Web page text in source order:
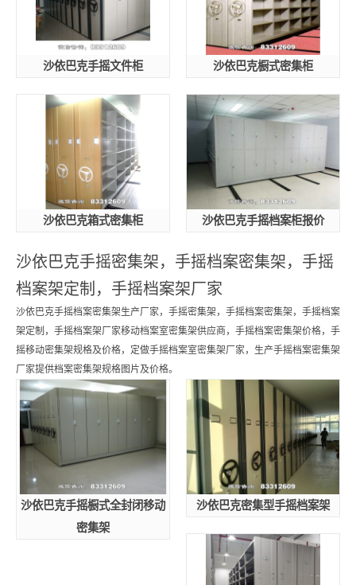
沙依巴克手摇文件柜 沙依巴克橱式密集柜
沙依巴克箱式密集柜 沙依巴克手摇档案柜报价
沙依巴克手摇密集架，手摇档案密集架，手摇
档案架定制，手摇档案架厂家
沙依巴克手摇档案密集架生产厂家，手摇密集架，手摇档案密集架，手摇档案
架定制，手摇档案架厂家移动档案室密集架供应商，手摇档案密集架价格，手
摇移动密集架规格及价格，定做手摇档案室密集架厂家，生产手摇档案密集架
厂家提供档案密集架规格图片及价格。
沙依巴克手摇橱式全封闭移动
密集架
沙依巴克密集型手摇档案架